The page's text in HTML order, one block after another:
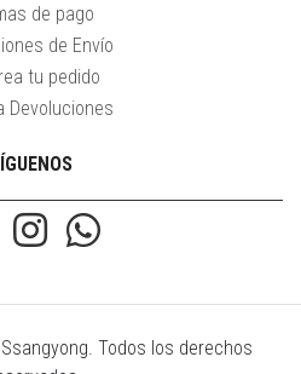
de pago
de Envío
tu pedido
Devoluciones
Todos los derechos